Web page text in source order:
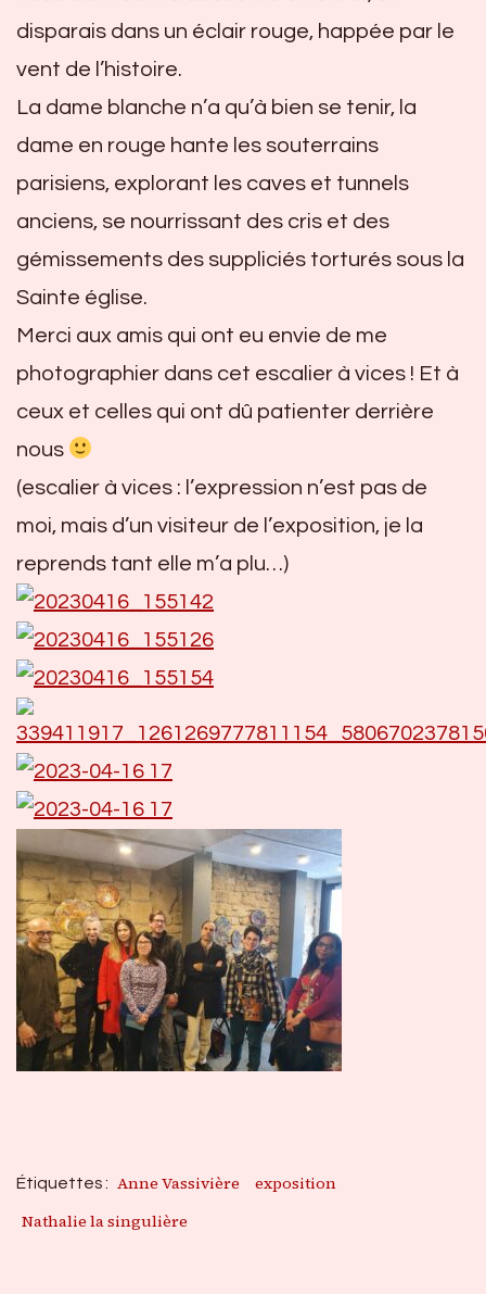
disparais dans un éclair rouge, happée par le
vent de l’histoire.
La dame blanche n’a qu’à bien se tenir, la
dame en rouge hante les souterrains
parisiens, explorant les caves et tunnels
anciens, se nourrissant des cris et des
gémissements des suppliciés torturés sous la
Sainte église.
Merci aux amis qui ont eu envie de me
photographier dans cet escalier à vices ! Et à
ceux et celles qui ont dû patienter derrière
nous
(escalier à vices : l’expression n’est pas de
moi, mais d’un visiteur de l’exposition, je la
reprends tant elle m’a plu…)
Étiquettes : Anne Vassivière
exposition
Nathalie la singulière